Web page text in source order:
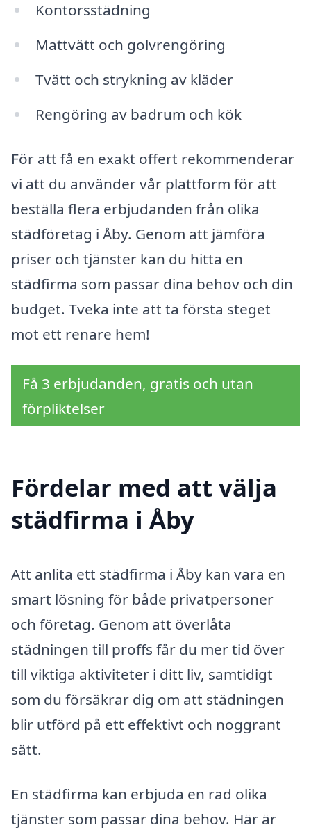
Kontorsstädning
Mattvätt och golvrengöring
Tvätt och strykning av kläder
Rengöring av badrum och kök
För att få en exakt offert rekommenderar
vi att du använder vår plattform för att
beställa flera erbjudanden från olika
städföretag i Åby. Genom att jämföra
priser och tjänster kan du hitta en
städfirma som passar dina behov och din
budget. Tveka inte att ta första steget
mot ett renare hem!
Få 3 erbjudanden, gratis och utan
förpliktelser
Fördelar med att välja
städfirma i Åby
Att anlita ett städfirma i Åby kan vara en
smart lösning för både privatpersoner
och företag. Genom att överlåta
städningen till proffs får du mer tid över
till viktiga aktiviteter i ditt liv, samtidigt
som du försäkrar dig om att städningen
blir utförd på ett effektivt och noggrant
sätt.
En städfirma kan erbjuda en rad olika
tjänster som passar dina behov. Här är